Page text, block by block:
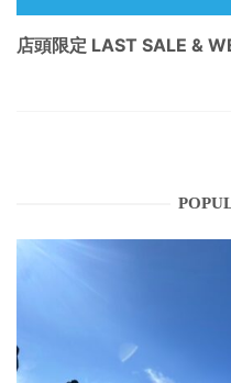
店頭限定 LAST SALE &